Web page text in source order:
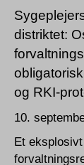
distriktet:
og RKI-
10.
Et